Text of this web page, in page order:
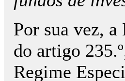
Por sua vez,
do artigo
Regime